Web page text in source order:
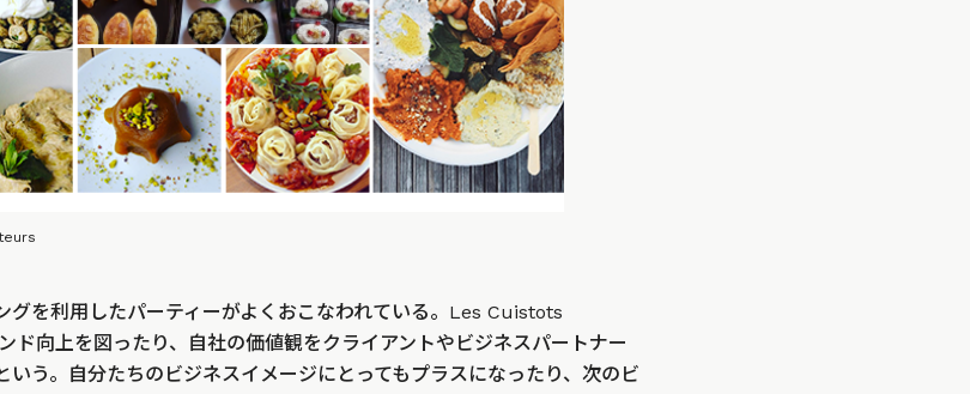
グを利用したパーティーがよくおこなわれている。Les Cuistots
向上を図ったり、自社の価値観をクライアントやビジネスパートナー
いう。自分たちのビジネスイメージにとってもプラスになったり、次のビ